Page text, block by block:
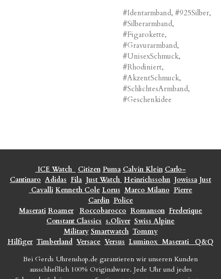
#Identarmband, #925Silber,
#Silberarmband,
#Figarokette,
#Gravurarmband,
#UnisexSchmuck,
#Rhodiniert,
#AkzentSchmuck,
#SchlichtesArmband,
#Geschenkidee
ICE Watch Citizen Puma Calvin Klein Carlo-
Cantinaro Adidas Fila Just Watch Heinrichssohn Jowissa Just
Cavalli Kenneth Cole Lorus Marco Milano Pierre
Cardin Police
Maserati Roamer Roccobarocco Romanson Frederique
Constant Classics s.Oliver Swiss Alpine
Military Smartwatch Tommy
Hilfiger Timberland Versace Versus Luminox Maserati
Q&Q
Bei Gerds Uhrenshop.de garantieren wir unseren Kunden
ausschließlich 100% Originalware. Jede Uhr und jedes